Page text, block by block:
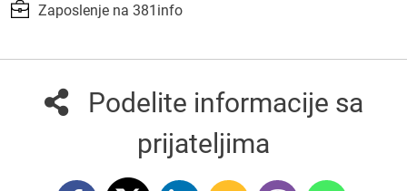
Zaposlenje na 381info
Podelite informacije sa
prijateljima